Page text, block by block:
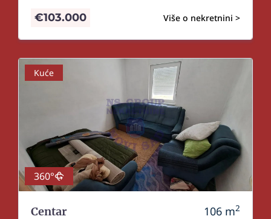
Više o nekretnini >
€103.000
Kuće
360°
Centar 106 m2